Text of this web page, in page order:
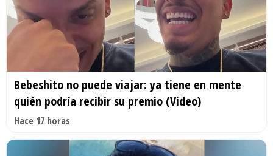
Bebeshito no puede viajar: ya tiene en mente
quién podría recibir su premio (Video)
Hace 17 horas